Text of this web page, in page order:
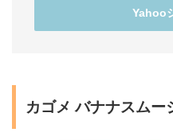
Yahoo
カゴメ バナナスムー